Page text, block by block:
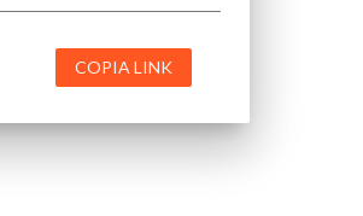
COPIA LINK